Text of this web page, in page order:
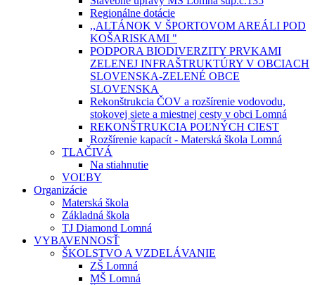
Regionálne dotácie
,,ALTÁNOK V ŠPORTOVOM AREÁLI POD
KOŠARISKAMI "
PODPORA BIODIVERZITY PRVKAMI
ZELENEJ INFRAŠTRUKTÚRY V OBCIACH
SLOVENSKA-ZELENÉ OBCE
SLOVENSKA
Rekonštrukcia ČOV a rozšírenie vodovodu,
stokovej siete a miestnej cesty v obci Lomná
REKONŠTRUKCIA POĽNÝCH CIEST
Rozšírenie kapacít - Materská škola Lomná
TLAČIVÁ
Na stiahnutie
VOĽBY
Organizácie
Materská škola
Základná škola
TJ Diamond Lomná
VYBAVENNOSŤ
ŠKOLSTVO A VZDELÁVANIE
ZŠ Lomná
MŠ Lomná